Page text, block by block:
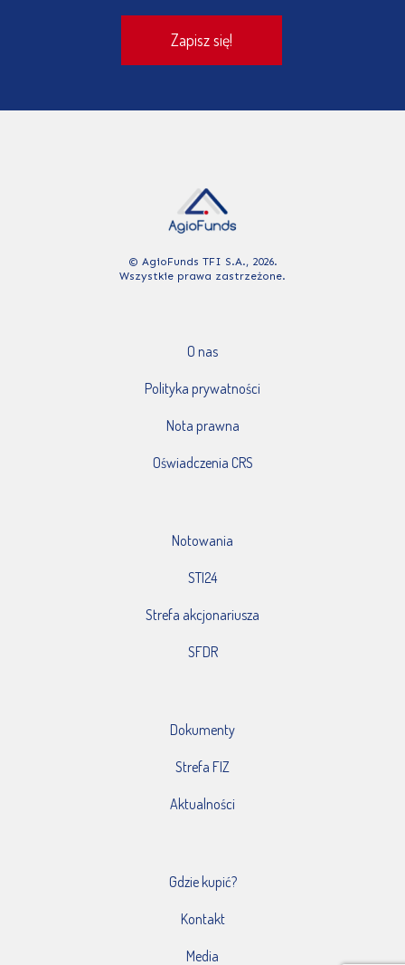
© AgioFunds TFI S.A., 2026.
Wszystkie prawa zastrzeżone.
O nas
Polityka prywatności
Nota prawna
Oświadczenia CRS
Notowania
STI24
Strefa akcjonariusza
SFDR
Dokumenty
Strefa FIZ
Aktualności
Gdzie kupić?
Kontakt
Media